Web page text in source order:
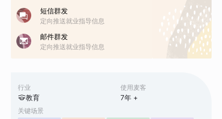
行业
教育
使用麦客
7年 +
关键场景
短信群发
定向推送就业指导信息
邮件群发
定向推送就业指导信息